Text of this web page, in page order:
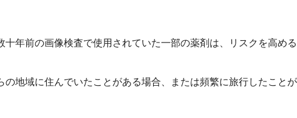
年前の画像検査で使用されていた一部の薬剤は、リスクを高める
地域に住んでいたことがある場合、または頻繁に旅行したことが